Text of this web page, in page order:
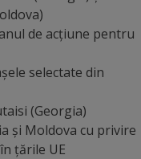
de acțiune pentru
selectate din
(Georgia)
și Moldova cu privire
țările UE